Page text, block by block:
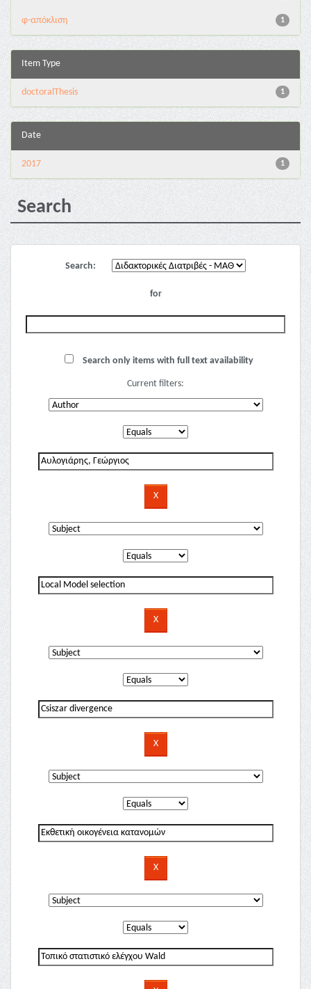
1
φ-απόκλιση
Item Type
1
doctoralThesis
Date
1
2017
Search
Search:
for
Search only items with full text availability
Current filters: